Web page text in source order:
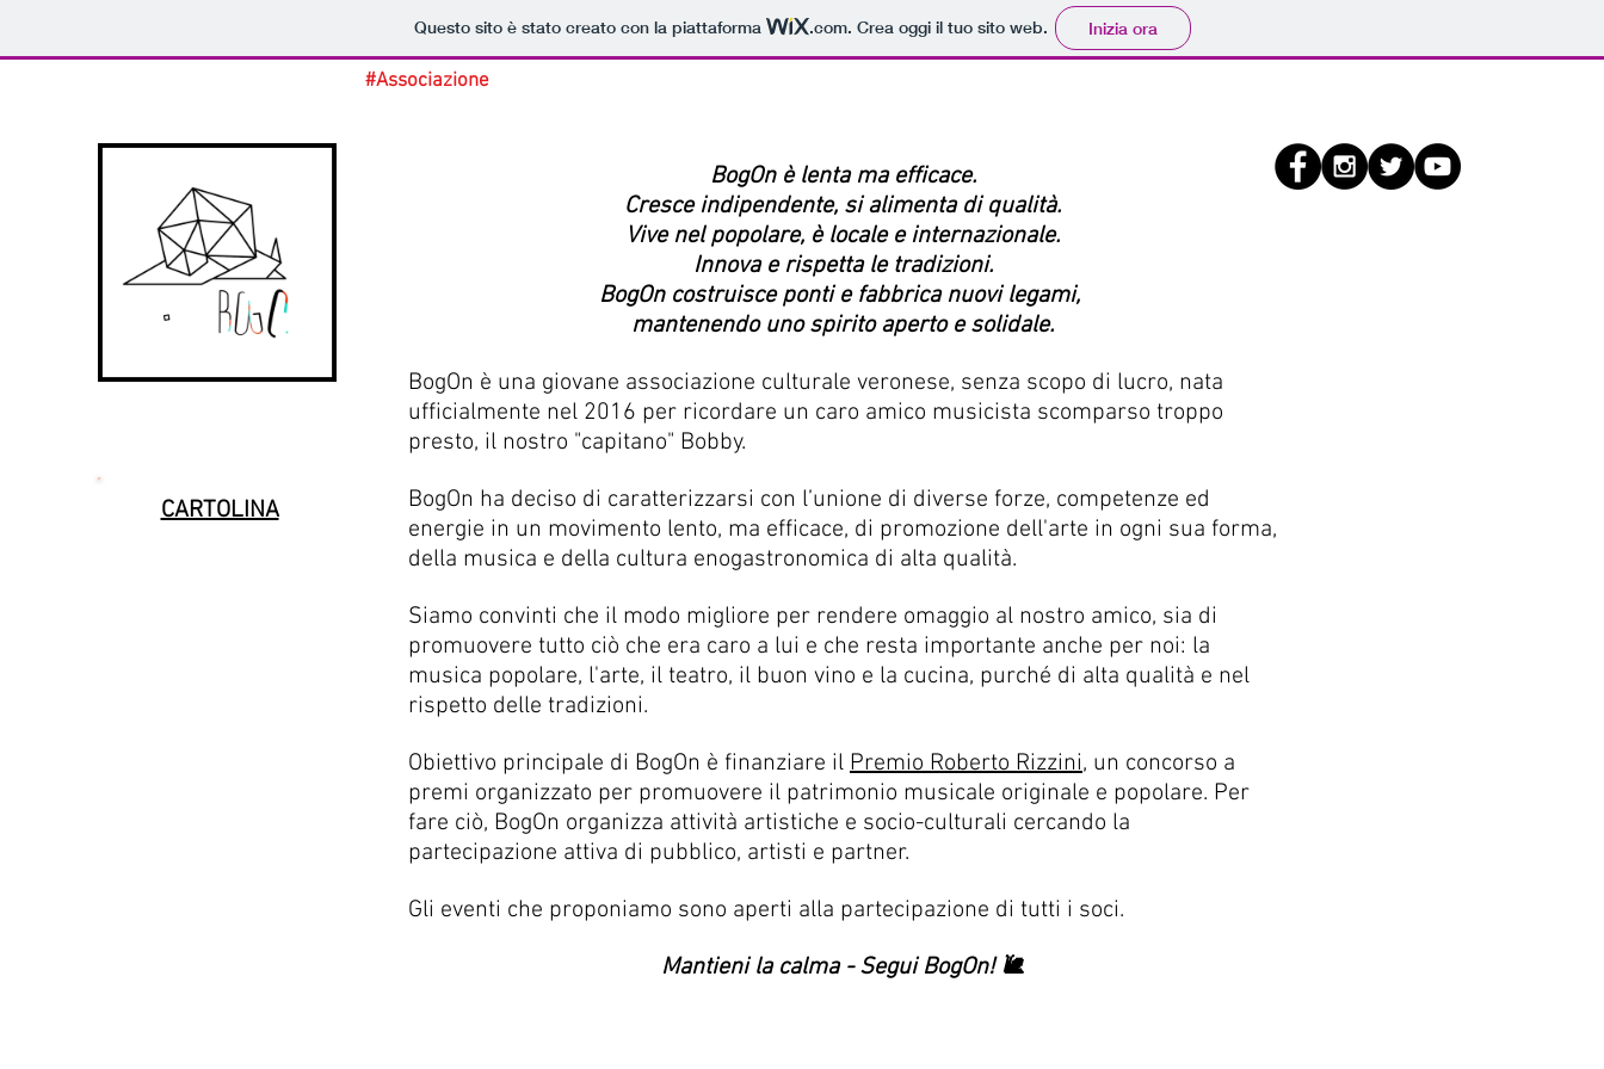
Questo sito è stato creato con la piattaforma .com. Crea oggi il tuo sito web. Inizia ora
#Associazione
CARTOLINA
BogOn è lenta ma efficace.
Cresce indipendente, si alimenta di qualità.
Vive nel popolare, è locale e internazionale.
Innova e rispetta le tradizioni.
BogOn costruisce ponti e fabbrica nuovi legami,
mantenendo uno spiritoaperto e solidale.
BogOn è una giovane associazione culturale veronese, senza scopo di lucro, nata
ufficialmente nel 2016 per ricordare un caro amico musicista scomparso troppo
presto, il nostro "capitano" Bobby.
BogOn ha deciso di caratterizzarsi con l’unione di diverse forze, competenze ed
energie in un movimento lento, ma efficace, di promozione dell'arte in ogni sua forma,
della musica e della cultura enogastronomica di alta qualità.
Siamo convinti che il modo migliore per rendere omaggio al nostro amico, sia di
promuovere tutto ciò che era caro a lui e che resta importante anche per noi: la
musica popolare, l'arte, il teatro, il buon vino e la cucina, purché di alta qualità e nel
rispetto delle tradizioni.
Obiettivo principale di BogOn è finanziare il Premio Roberto Rizzini, un concorso a
premi organizzato per promuovere il patrimonio musicale originale e popolare. Per
fare ciò, BogOn organizza attività artistiche e socio-culturali cercando la
partecipazione attiva di pubblico, artisti e partner.
Gli eventi che proponiamo sono aperti alla partecipazione di tutti i soci.
Mantieni la calma - Segui BogOn! 🐌